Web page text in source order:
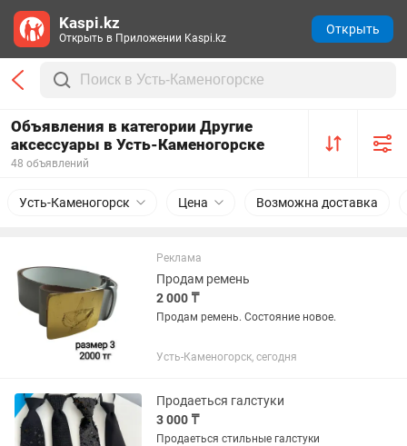
Объявления в категории Другие
аксессуары в Усть-Каменогорске
48 объявлений
Усть-Каменогорск Цена Возможна доставка
Реклама
Продам ремень
2 000 ₸
Продам ремень. Состояние новое.
Усть-Каменогорск, сегодня
Продаеться галстуки
3 000 ₸
Продаеться стильные галстуки
Kaspi.kz
Открыть в Приложении Kaspi.kz
Открыть